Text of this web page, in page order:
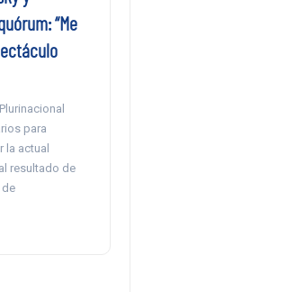
“Me
para
la actual
resultado de